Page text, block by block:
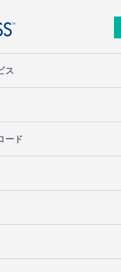
ス
ード